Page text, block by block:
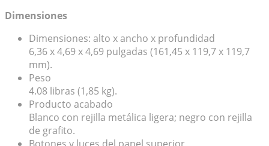
Dimensiones
Dimensiones: alto x ancho x profundidad
6,36 x 4,69 x 4,69 pulgadas (161,45 x 119,7 x 119,7
mm).
Peso
4.08 libras (1,85 kg).
Producto acabado
Blanco con rejilla metálica ligera; negro con rejilla
de grafito.
Botones y luces del panel superior